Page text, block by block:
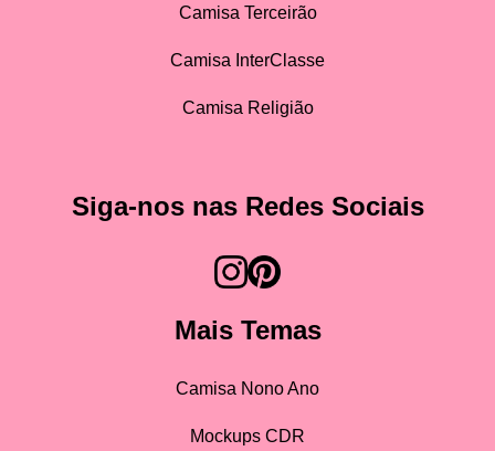
Camisa Terceirão
Camisa InterClasse
Camisa Religião
Siga-nos nas Redes Sociais
Mais Temas
Camisa Nono Ano
Mockups CDR